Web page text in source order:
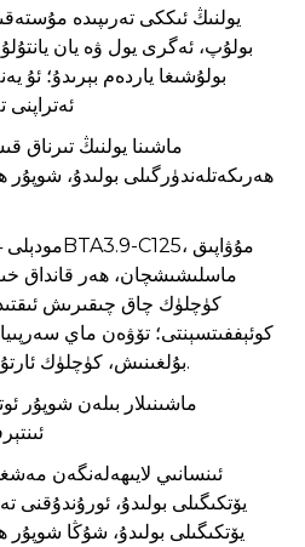
يولنىڭ ئىككى تەرىپىدە
بولۇپ، ئەگرى يول ۋە يان
بولۇشىغا ياردەم بېرىدۇ؛ ئۇ
ماشىنا يولنىڭ
ھەرىكەتلەندۈرگىلى بولىدۇ، شوپۇر
ماسلىشىشچان، ھەر قانداق
كۈچلۈك چاق چىقىرىش
كوئېففىتسېنتى؛ تۆۋەن ماي
بۇلغىنىش، كۈچلۈك ئارتۇق يۈك كۆتۈرۈش ئىقتىدارى.
ماشىنىلار بىلەن شوپۇر
ئىنسانىي لايىھەلەنگەن
يۆتكىگىلى بولىدۇ،
يۆتكىگىلى بولىدۇ، شۇڭا شوپۇر